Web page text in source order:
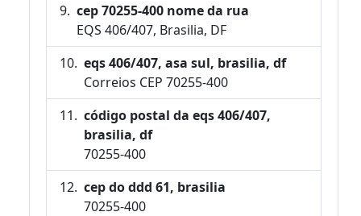
cep 70255-400 nome da rua
EQS 406/407, Brasilia, DF
eqs 406/407, asa sul, brasilia, df
Correios CEP 70255-400
código postal da eqs 406/407,
brasilia, df
70255-400
cep do ddd 61, brasilia
70255-400